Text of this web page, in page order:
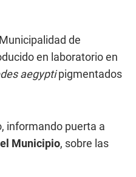
de
en laboratorio en
aegyptipigmentados
informando puerta a
Municipio, sobre las